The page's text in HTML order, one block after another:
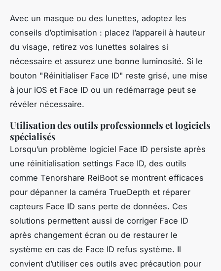
Avec un masque ou des lunettes, adoptez les
conseils d’optimisation : placez l’appareil à hauteur
du visage, retirez vos lunettes solaires si
nécessaire et assurez une bonne luminosité. Si le
bouton "Réinitialiser Face ID" reste grisé, une mise
à jour iOS et Face ID ou un redémarrage peut se
révéler nécessaire.
Utilisation des outils professionnels et logiciels
spécialisés
Lorsqu’un problème logiciel Face ID persiste après
une réinitialisation settings Face ID, des outils
comme Tenorshare ReiBoot se montrent efficaces
pour dépanner la caméra TrueDepth et réparer
capteurs Face ID sans perte de données. Ces
solutions permettent aussi de corriger Face ID
après changement écran ou de restaurer le
système en cas de Face ID refus système. Il
convient d’utiliser ces outils avec précaution pour